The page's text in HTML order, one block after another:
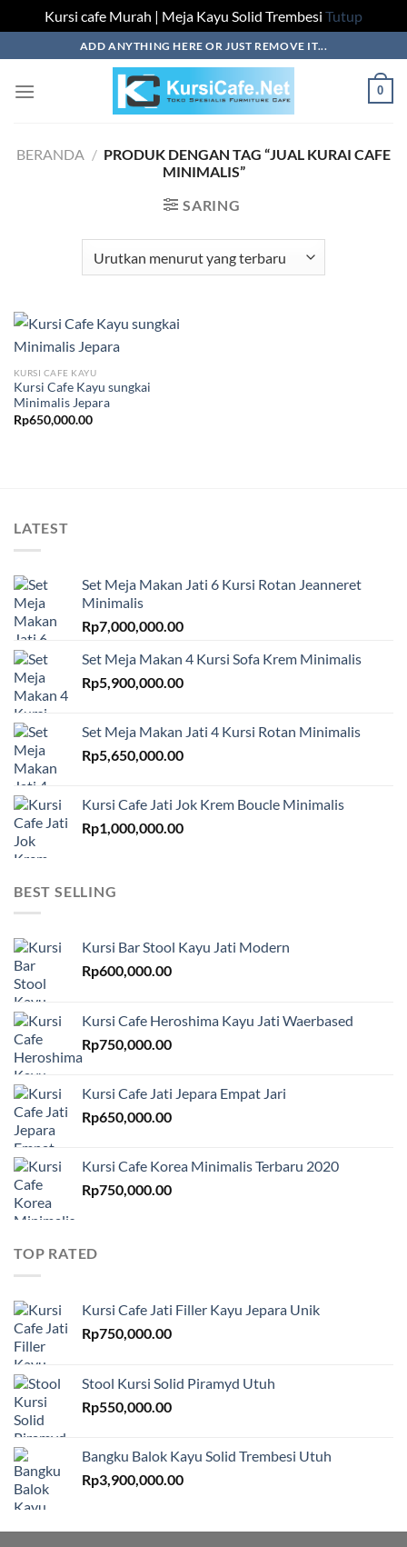
Kursi cafe Murah | Meja Kayu Solid Trembesi Tutup
to
content
ADD ANYTHING HERE OR JUST REMOVE IT...
0
BERANDA / PRODUK DENGAN TAG “JUAL KURAI CAFE
MINIMALIS”
SARING
KURSI CAFE KAYU
Kursi Cafe Kayu sungkai
Minimalis Jepara
Rp650,000.00
LATEST
Set Meja Makan Jati 6 Kursi Rotan Jeanneret
Minimalis
Rp7,000,000.00
Set Meja Makan 4 Kursi Sofa Krem Minimalis
Rp5,900,000.00
Set Meja Makan Jati 4 Kursi Rotan Minimalis
Rp5,650,000.00
Kursi Cafe Jati Jok Krem Boucle Minimalis
Rp1,000,000.00
BEST SELLING
Kursi Bar Stool Kayu Jati Modern
Rp600,000.00
Kursi Cafe Heroshima Kayu Jati Waerbased
Rp750,000.00
Kursi Cafe Jati Jepara Empat Jari
Rp650,000.00
Kursi Cafe Korea Minimalis Terbaru 2020
Rp750,000.00
TOP RATED
Kursi Cafe Jati Filler Kayu Jepara Unik
Rp750,000.00
Stool Kursi Solid Piramyd Utuh
Rp550,000.00
Bangku Balok Kayu Solid Trembesi Utuh
Rp3,900,000.00